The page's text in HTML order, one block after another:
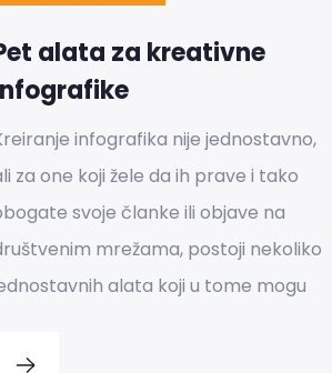
alata za kreativne
infografika nije jednostavno,
za one koji žele da ih prave i tako
svoje članke ili objave na
mrežama, postoji nekoliko
alata koji u tome mogu